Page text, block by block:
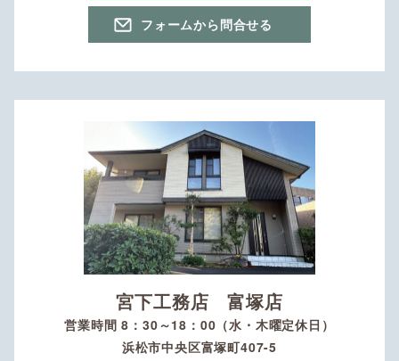
フォームから問合せる
宮下工務店 富塚店
営業時間 8：30～18：00（水・木曜定休日）
浜松市中央区富塚町407-5